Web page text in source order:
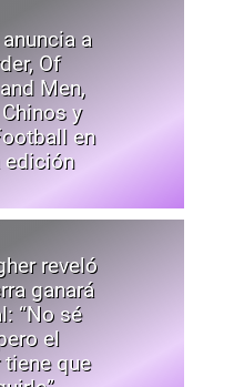
a
Of
Men,
y
en
edición
reveló
ganará
“No sé
el
tiene que